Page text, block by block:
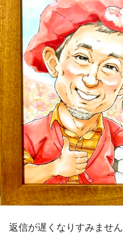
返信が遅くなりすみませ